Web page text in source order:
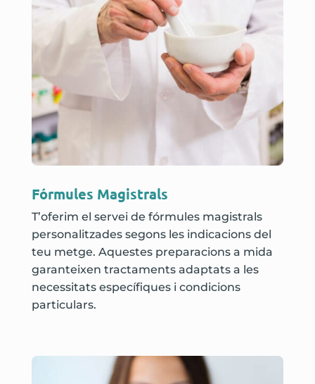
Fórmules Magistrals
T’oferim el servei de fórmules magistrals
personalitzades segons les indicacions del
teu metge. Aquestes preparacions a mida
garanteixen tractaments adaptats a les
necessitats específiques i condicions
particulars.